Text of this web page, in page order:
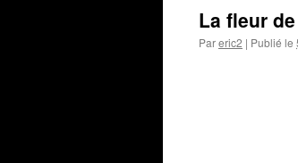
La fleur
Pareric2 | Publié le